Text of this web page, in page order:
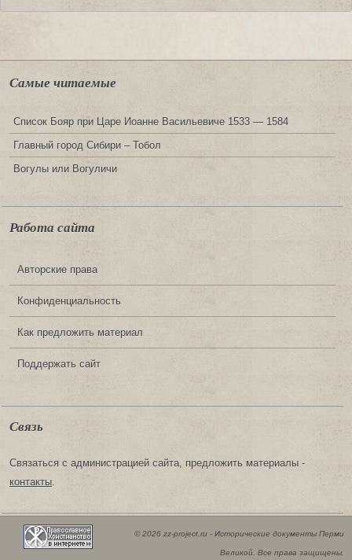
Самые читаемые
Список Бояр при Царе Иоанне Васильевиче 1533 — 1584
Главный город Сибири – Тобол
Вогулы или Вогуличи
Работа сайта
Авторские права
Конфиденциальность
Как предложить материал
Поддержать сайт
Связь
Связаться с администрацией сайта, предложить материалы -
контакты
© 2026 zz-project.ru - Исторические документы Перми
Великой. Все права защищены.